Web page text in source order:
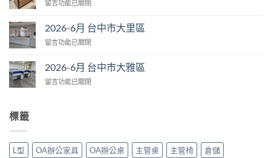
肚
中
台
市
里
中
在
月
台
市
里
留言功能已關閉
2026-6月 台中市大里區
在
月
台
中
留言功能已關閉
2026-6月 台中市大雅區
在
市
大
留言功能已關閉
標籤
L型 OA辦公家具 OA辦公桌 主管桌 主管椅
倉儲